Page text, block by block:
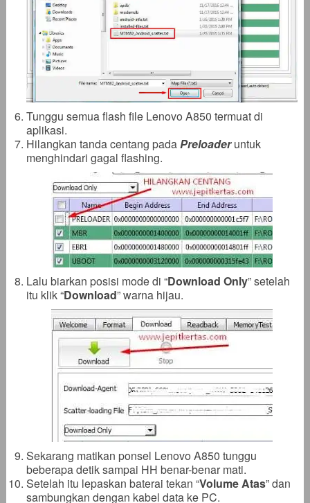
Tunggu semua flash file Lenovo A850 termuat di
aplikasi.
Hilangkan tanda centang padaPreloader untuk
menghindari gagal flashing.
Lalu biarkan posisi mode di “Download Only” setelah
itu klik “Download” warna hijau.
Sekarang matikan ponsel Lenovo A850 tunggu
beberapa detik sampai HH benar-benar mati.
Setelah itu lepaskan baterai tekan “Volume Atas” dan
sambungkan dengan kabel data ke PC.